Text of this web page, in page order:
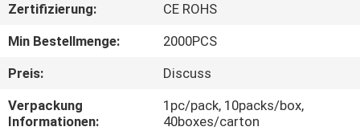
UNS
FABRIK-
AUSFLUG
Zertifizierung:
CE ROHS
Min Bestellmenge:
2000PCS
Preis:
Discuss
Verpackung
Informationen:
1pc/pack, 10packs/box,
40boxes/carton